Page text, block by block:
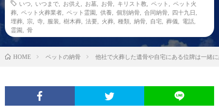
いつ
いつまで お供え お墓 お骨 キリスト教 ペット
ペット火
葬
ペット火葬業者 ペット霊園 供養 個別納骨 合同納骨 四十九日
埋葬
宗 寺 服装 樹木葬 法要 火葬 種類 納骨 自宅 葬儀 電話
霊園
骨
HOME ペットの納骨 他社で火葬した遺骨や自宅にある位牌は一緒